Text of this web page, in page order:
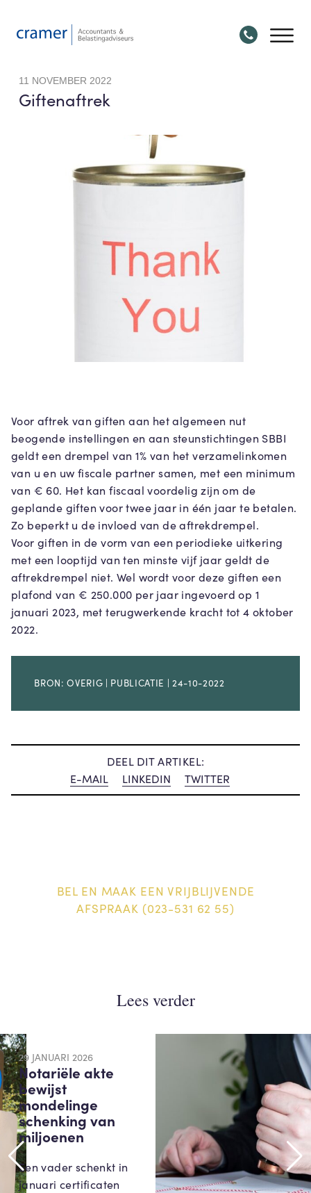
11 NOVEMBER 2022
Giftenaftrek
Voor aftrek van giften aan het algemeen nut
beogende instellingen en aan steunstichtingen SBBI
geldt een drempel van 1% van het verzamelinkomen
van u en uw fiscale partner samen, met een minimum
van € 60. Het kan fiscaal voordelig zijn om de
geplande giften voor twee jaar in één jaar te betalen.
Zo beperkt u de invloed van de aftrekdrempel.
Voor giften in de vorm van een periodieke uitkering
met een looptijd van ten minste vijf jaar geldt de
aftrekdrempel niet. Wel wordt voor deze giften een
plafond van € 250.000 per jaar ingevoerd op 1
januari 2023, met terugwerkende kracht tot 4 oktober
2022.
BRON: OVERIG | PUBLICATIE | 24-10-2022
DEEL DIT ARTIKEL:
E-MAIL
LINKEDIN TWITTER
BEL EN MAAK EEN VRIJBLIJVENDE
AFSPRAAK (023-531 62 55)
Lees verder
29 JANUARI 2026
Notariële akte
bewijst
mondelinge
schenking van
miljoenen
Een vader schenkt in
januari certificaten